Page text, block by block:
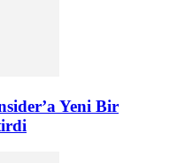
Yeni Bir